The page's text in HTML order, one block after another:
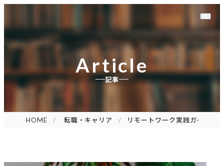
Article
記事
HOME 転職・キャリア リモートワーク実践ガイド: